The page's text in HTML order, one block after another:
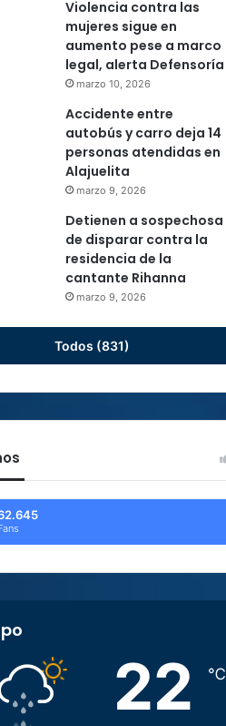
Violencia contra las
mujeres sigue en
aumento pese a marco
legal, alerta Defensoría
marzo 10, 2026
Accidente entre
autobús y carro deja 14
personas atendidas en
Alajuelita
marzo 9, 2026
Detienen a sospechosa
de disparar contra la
residencia de la
cantante Rihanna
marzo 9, 2026
Todos (831)
22 ℃